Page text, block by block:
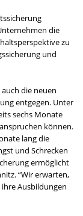
die
zu
und
die neuen
entgegen. Unter
sechs Monate
können.
lang die
und Schrecken
ermöglicht
“Wir erwarten,
Ausbildungen